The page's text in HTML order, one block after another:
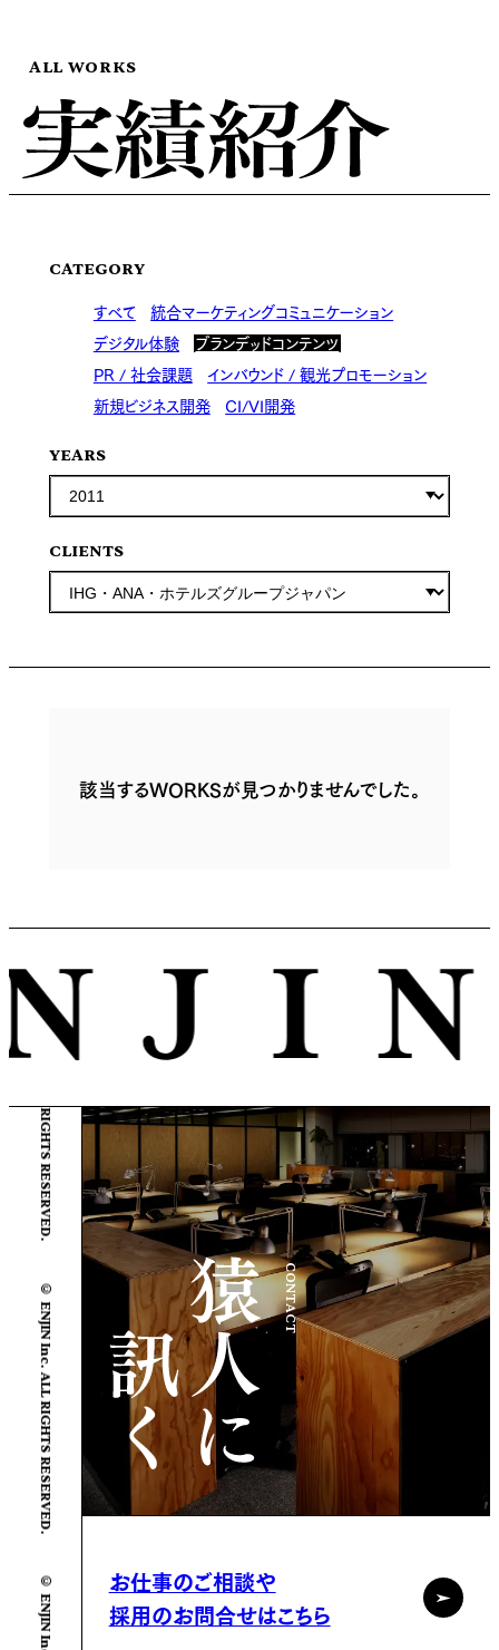
ALL WORKS
CATEGORY
すべて 統合マーケティングコミュニケーション
デジタル体験
ブランデッドコンテンツ
PR / 社会課題 インバウンド / 観光プロモーション
新規ビジネス開発 CI/VI開発
YEARS
CLIENTS
該当するWORKSが見つかりませんでした。
© ENJIN Inc. ALL RIGHTS RESERVED.
© ENJIN Inc. ALL RIGHTS RESERVED.
CONTACT
お仕事のご相談や
採用のお問合せはこちら